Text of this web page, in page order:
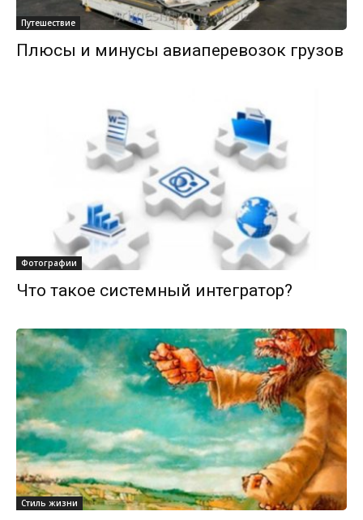
Путешествие
Плюсы и минусы авиаперевозок грузов
Фотографии
Что такое системный интегратор?
Стиль жизни